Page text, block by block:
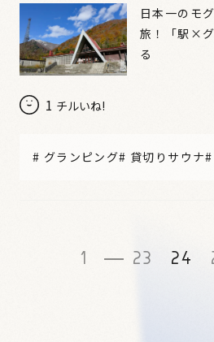
1 チルいね!
日本一のモ
旅！「駅×
る
# グランピング# 貸切りサウナ#
1 23 24